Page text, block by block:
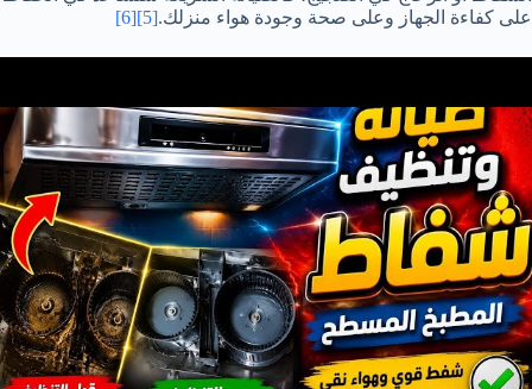
على كفاءة الجهاز وعلى صحة وجودة هواء منزلك.[5]
[6]